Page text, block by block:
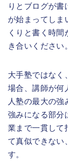
りとブログが
が始まってしま
くりと書く時
き合いください。
大手塾ではなく
場合、講師が何
人塾の最大の強
強みになる部分
業まで一貫して
て真似できない
す。